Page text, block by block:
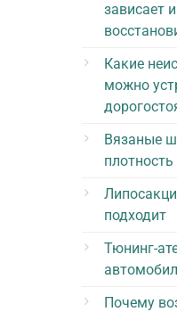
зависает
Какие
можно
Вязаные
подходит
Тюнинг-
Почему